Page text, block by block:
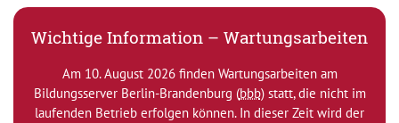
Wichtige Information – Wartungsarbeiten
Am 10. August 2026 finden Wartungsarbeiten am
Bildungsserver Berlin-Brandenburg (bbb) statt, die nicht im
laufenden Betrieb erfolgen können. In dieser Zeit wird der